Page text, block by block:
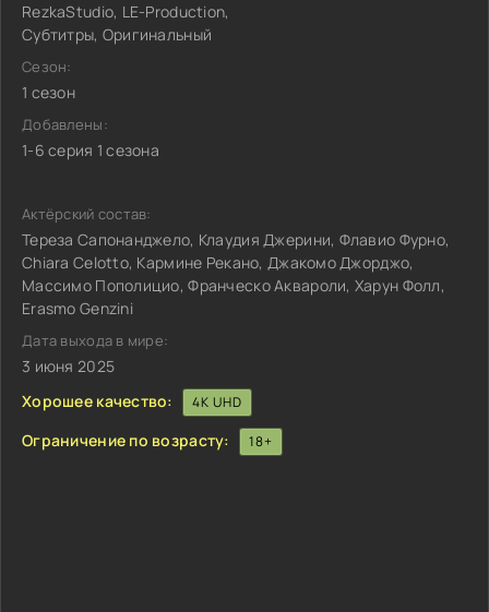
RezkaStudio, LE-Production,
Субтитры, Оригинальный
Сезон:
1 сезон
Добавлены:
1-6 серия 1 сезона
Актёрский состав:
Тереза Сапонанджело, Клаудия Джерини, Флавио Фурно,
Chiara Celotto, Кармине Рекано, Джакомо Джорджо,
Массимо Пополицио, Франческо Аквароли, Харун Фолл,
Erasmo Genzini
Дата выхода в мире:
3 июня 2025
Хорошее качество:
4K UHD
Ограничение по возрасту: 18+